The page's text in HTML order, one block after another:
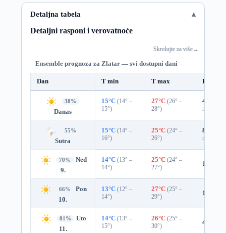
Detaljna tabela
Detaljni rasponi i verovatnoće
Skrolujte za više→
Ensemble prognoza za Zlatar — svi dostupni dani
Dan T min T max
38%
Danas
15°C (14° –
15°)
27°C (26° –
28°)
42%
mm)
55%
Sutra
15°C (14° –
16°)
25°C (24° –
26°)
82%
mm)
70%
Ned
9.
14°C (13° –
14°)
25°C (24° –
27°)
16%
66%
Pon
10.
13°C (12° –
14°)
27°C (25° –
29°)
19%
81%
Uto
11.
14°C (13° –
15°)
26°C (25° –
30°)
4%